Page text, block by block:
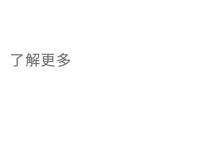
了解更多